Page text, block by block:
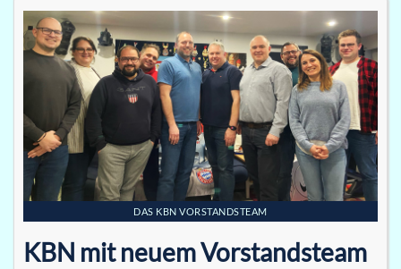
DAS KBN VORSTANDSTEAM
KBN mit neuem Vorstandsteam